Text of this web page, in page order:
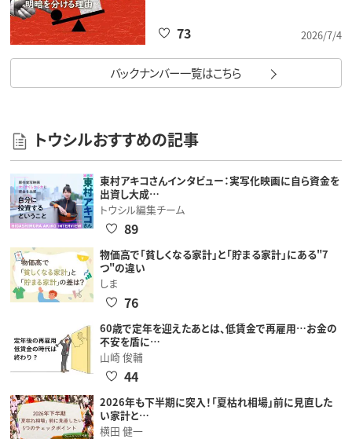
2026/7/4
73
バックナンバー一覧はこちら
トウシルおすすめの記事
東村アキコさんインタビュー：実写化映画に自ら資金を
出資し大成…
トウシル編集チーム
89
物価高で「貧しくなる家計」と「貯まる家計」にある"7
つ"の違い
しま
76
60歳で定年を迎えたあとは、低賃金で再雇用…お金の
不安を盾に…
山崎 俊輔
44
2026年も下半期に突入！「夏枯れ相場」前に見直した
い家計と…
横田 健一